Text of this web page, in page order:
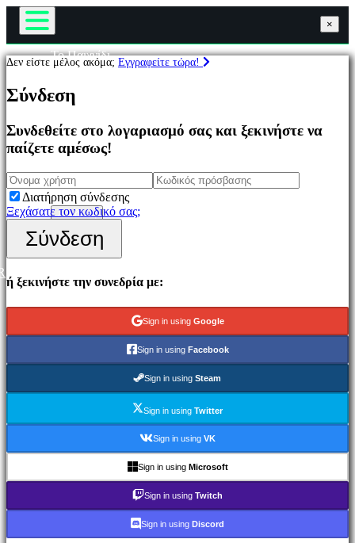
Επιλεγμένο
Νέα
παιχνίδια
να
παίξετε
δωρεάν
Κατηγορίες
Παιχνίδια
δράσης
Παιχνίδια
Παιχνίδια
Παιχνίδια
Παιχνίδια
Παιχνίδια
Παιχνίδια
Racing
Casual
Indie
Το Παιχνίδι
Παιχνίδι
Νέα
Οδηγοί
Υποστήριξη
Φόρουμ
Κατάστημα
Σύνδεση
Εγγραφείτε
×
Δεν είστε μέλος ακόμα; Εγγραφείτε τώρα!
Σύνδεση
Συνδεθείτε στο λογαριασμό σας και ξεκινήστε να
παίζετε αμέσως!
Διατήρηση σύνδεσης
Ξεχάσατε τον κωδικό σας;
Σύνδεση
ή ξεκινήστε την συνεδρία με:
Sign in using Google
Sign in using Facebook
Sign in using Steam
Sign in usingTwitter
Sign in using VK
Sign in using Microsoft
Sign in using Twitch
Sign in using Discord
×
×